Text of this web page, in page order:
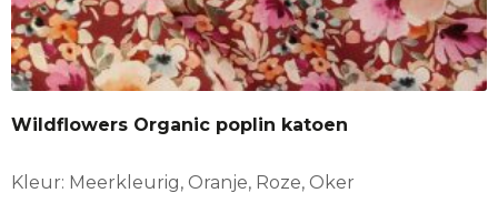
Wildflowers Organic poplin katoen
Kleur: Meerkleurig, Oranje, Roze, Oker